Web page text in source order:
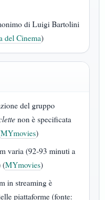
di Luigi Bartolini
del Cinema)
del gruppo
non è specificata
MYmovies)
varia (92-93 minuti a
(MYmovies)
in streaming è
piattaforme (fonte: